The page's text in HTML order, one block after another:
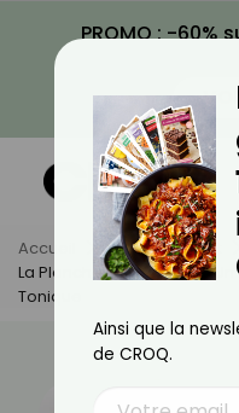
PROMO : -60%
Accueil Actus
Sport
La Planche Commando : Un
Tonique
Ainsi que la
de CROQ.